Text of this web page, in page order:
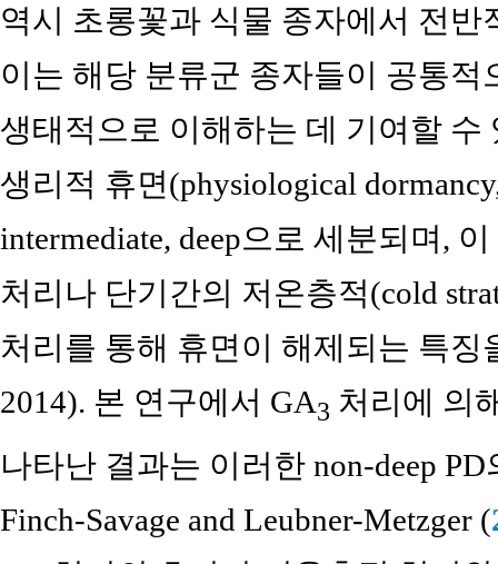
역시 초롱꽃과 식물 종자에서 전
이는 해당 분류군 종자들이 공통
생태적으로 이해하는 데 기여할 수
생리적 휴면(physiological
intermediate, deep으로 세분되며,
처리나 단기간의 저온층적(cold
처리를 통해 휴면이 해제되는 특징
2014). 본 연구에서 GA3 처리에 의
나타난 결과는 이러한 non-deep
Finch-Savage and Leubner-Metzger (